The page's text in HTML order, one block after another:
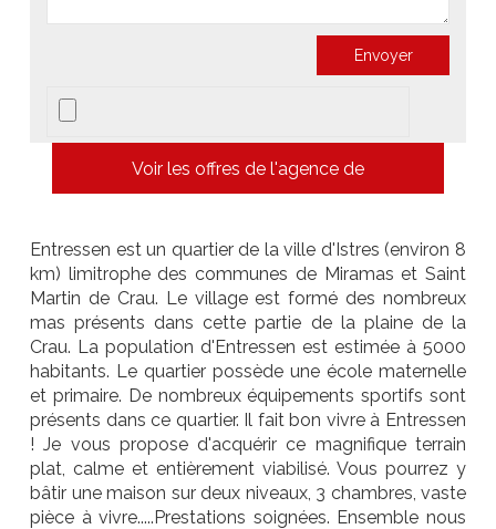
Voir les offres de l'agence de
Entressen est un quartier de la ville d'Istres (environ 8
km) limitrophe des communes de Miramas et Saint
Martin de Crau. Le village est formé des nombreux
mas présents dans cette partie de la plaine de la
Crau. La population d'Entressen est estimée à 5000
habitants. Le quartier possède une école maternelle
et primaire. De nombreux équipements sportifs sont
présents dans ce quartier. Il fait bon vivre à Entressen
! Je vous propose d'acquérir ce magnifique terrain
plat, calme et entièrement viabilisé. Vous pourrez y
bâtir une maison sur deux niveaux, 3 chambres, vaste
pièce à vivre.....Prestations soignées. Ensemble nous